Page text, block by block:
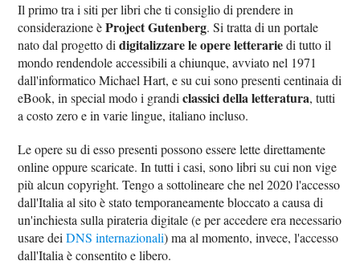
Il primo tra i siti per libri che ti consiglio di prendere in
considerazione èProject Gutenberg. Si tratta di un portale
nato dal progetto didigitalizzare le opere letterariedi tutto il
mondo rendendole accessibili a chiunque, avviato nel 1971
dall'informatico Michael Hart, e su cui sono presenti centinaia di
eBook, in special modo i grandiclassici della letteratura, tutti
a costo zero e in varie lingue, italiano incluso.
Le opere su di esso presenti possono essere lette direttamente
online oppure scaricate. In tutti i casi, sono libri su cui non vige
più alcun copyright. Tengo a sottolineare che nel 2020 l'accesso
dall'Italia al sito è stato temporaneamente bloccato a causa di
un'inchiesta sulla pirateria digitale (e per accedere era necessario
usare deiDNS internazionali) ma al momento, invece, l'accesso
dall'Italia è consentito e libero.